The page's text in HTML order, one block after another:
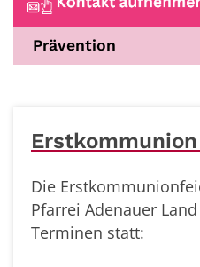
Prävention
Die
Pfarrei Adenauer
Terminen statt: